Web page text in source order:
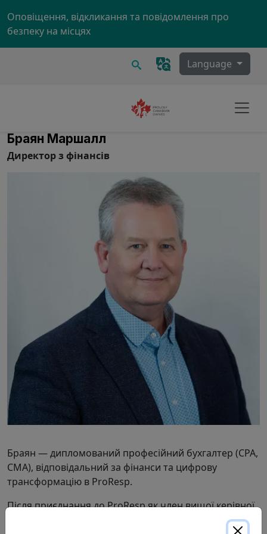
Оповіщення, відкликання та повідомлення про
безпеку на місцях
Пошук Language
Браян Маршалл
Директор з фінансів
Браян — дипломований професійний бухгалтер (CPA,
CMA), відповідальний за фінанси та цифрову
трансформацію в ProResp.
Після приєднання до ProResp як член вищої керівної
команди в 1997 році, Браян використовував свою